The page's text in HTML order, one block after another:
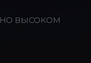
ВЫСОКОМ